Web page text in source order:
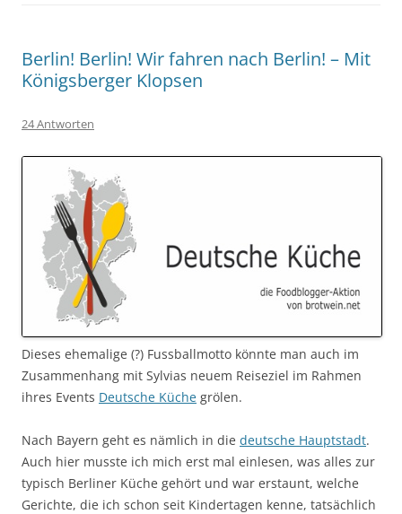
Berlin! Berlin! Wir fahren nach Berlin! – Mit
Königsberger Klopsen
24 Antworten
Dieses ehemalige (?) Fussballmotto könnte man auch im
Zusammenhang mit Sylvias neuem Reiseziel im Rahmen
ihres Events Deutsche Küche grölen.
Nach Bayern geht es nämlich in die deutsche Hauptstadt.
Auch hier musste ich mich erst mal einlesen, was alles zur
typisch Berliner Küche gehört und war erstaunt, welche
Gerichte, die ich schon seit Kindertagen kenne, tatsächlich